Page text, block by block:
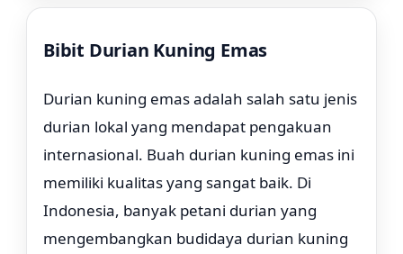
Bibit Durian Kuning Emas
Durian kuning emas adalah salah satu jenis
durian lokal yang mendapat pengakuan
internasional. Buah durian kuning emas ini
memiliki kualitas yang sangat baik. Di
Indonesia, banyak petani durian yang
mengembangkan budidaya durian kuning